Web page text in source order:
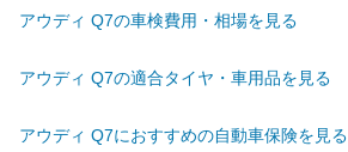
燃費
WLTC/市街地
WLTC/郊外
アウディ Q7の車検費用・相場を見る
アウディ Q7の適合タイヤ・車用品を見る
アウディ Q7におすすめの自動車保険を見る